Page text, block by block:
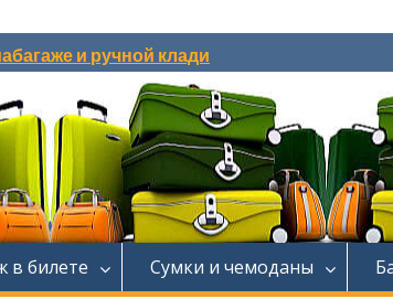
и ручной клади
в билете Сумки и чемоданы